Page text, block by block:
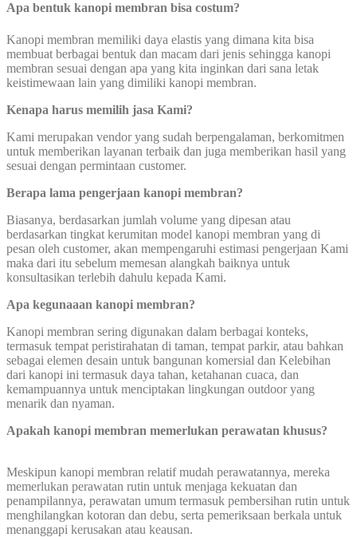
Apa bentuk kanopi membran bisa costum?
Kanopi membran memiliki daya elastis yang dimana kita bisa
membuat berbagai bentuk dan macam dari jenis sehingga kanopi
membran sesuai dengan apa yang kita inginkan dari sana letak
keistimewaan lain yang dimiliki kanopi membran.
Kenapa harus memilih jasa Kami?
Kami merupakan vendor yang sudah berpengalaman, berkomitmen
untuk memberikan layanan terbaik dan juga memberikan hasil yang
sesuai dengan permintaan customer.
Berapa lama pengerjaan kanopi membran?
Biasanya, berdasarkan jumlah volume yang dipesan atau
berdasarkan tingkat kerumitan model kanopi membran yang di
pesan oleh customer, akan mempengaruhi estimasi pengerjaan Kami
maka dari itu sebelum memesan alangkah baiknya untuk
konsultasikan terlebih dahulu kepada Kami.
Apa kegunaaan kanopi membran?
Kanopi membran sering digunakan dalam berbagai konteks,
termasuk tempat peristirahatan di taman, tempat parkir, atau bahkan
sebagai elemen desain untuk bangunan komersial dan Kelebihan
dari kanopi ini termasuk daya tahan, ketahanan cuaca, dan
kemampuannya untuk menciptakan lingkungan outdoor yang
menarik dan nyaman.
Apakah kanopi membran memerlukan perawatan khusus?
Meskipun kanopi membran relatif mudah perawatannya, mereka
memerlukan perawatan rutin untuk menjaga kekuatan dan
penampilannya, perawatan umum termasuk pembersihan rutin untuk
menghilangkan kotoran dan debu, serta pemeriksaan berkala untuk
menanggapi kerusakan atau keausan.